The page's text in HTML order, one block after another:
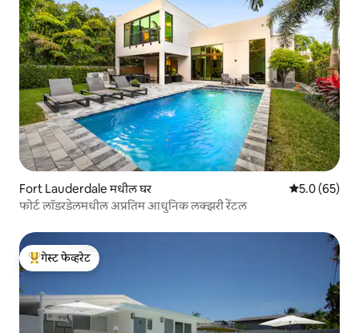
Fort Lauderdale मधील घर 5 पैकी 5.0
5.0 (65)
फोर्ट लॉडरडेलमधील अप्रतिम आधुनिक लक्झरी रेंटल
टॉप गेस्ट फेव्हरेट
गेस्ट फेव्हरेट